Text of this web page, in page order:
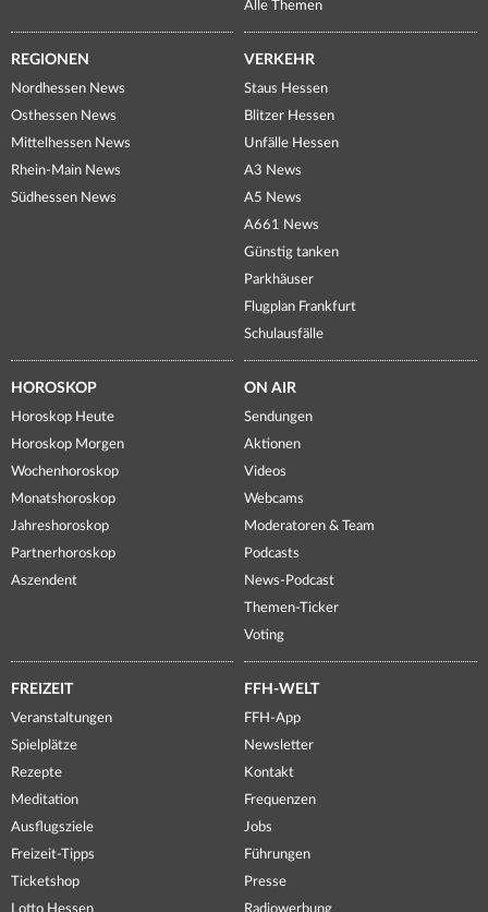
Alle Themen
REGIONEN
Nordhessen News
Osthessen News
Mittelhessen News
Rhein-Main News
Südhessen News
VERKEHR
Staus Hessen
Blitzer Hessen
Unfälle Hessen
A3 News
A5 News
A661 News
Günstig tanken
Parkhäuser
Flugplan Frankfurt
Schulausfälle
HOROSKOP
Horoskop Heute
Horoskop Morgen
Wochenhoroskop
Monatshoroskop
Jahreshoroskop
Partnerhoroskop
Aszendent
ON AIR
Sendungen
Aktionen
Videos
Webcams
Moderatoren & Team
Podcasts
News-Podcast
Themen-Ticker
Voting
FREIZEIT
Veranstaltungen
Spielplätze
Rezepte
Meditation
Ausflugsziele
Freizeit-Tipps
Ticketshop
Lotto Hessen
FFH-WELT
FFH-App
Newsletter
Kontakt
Frequenzen
Jobs
Führungen
Presse
Radiowerbung